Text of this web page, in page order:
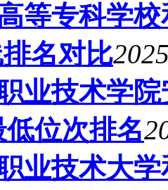
等专科学
名对比
业技术学
低位次排名
业技术大